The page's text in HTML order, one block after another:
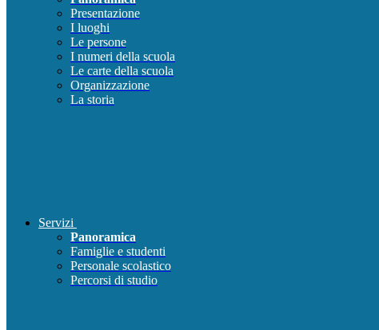
Presentazione
I luoghi
Le persone
I numeri della scuola
Le carte della scuola
Organizzazione
La storia
Servizi
Panoramica
Famiglie e studenti
Personale scolastico
Percorsi di studio